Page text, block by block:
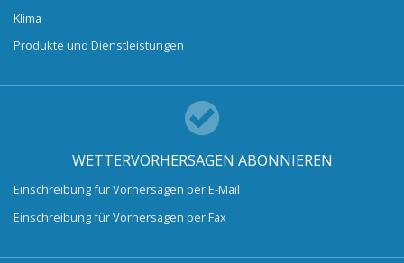
Klima
Produkte und Dienstleistungen
WETTERVORHERSAGEN ABONNIEREN
Einschreibung für Vorhersagen per E-Mail
Einschreibung für Vorhersagen per Fax